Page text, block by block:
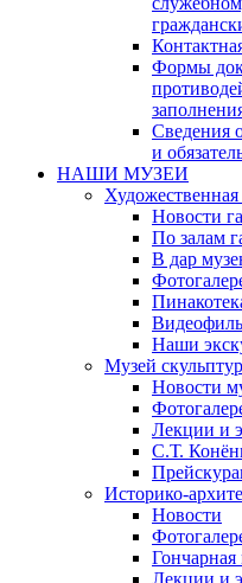
Формы
Сведения
и
НАШИ МУЗЕИ
Художественная
Новости
По залам
В дар
Наши
Музей
Новости
Лекции и
С.Т.
Историко-
Новости
Лекции и